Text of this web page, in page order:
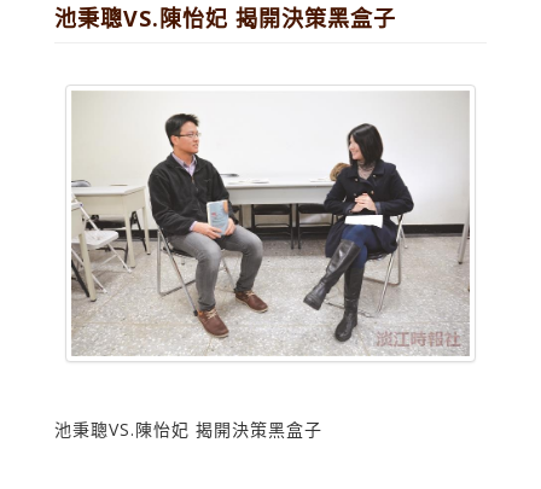
池秉聰VS.陳怡妃 揭開決策黑盒子
池秉聰VS.陳怡妃 揭開決策黑盒子